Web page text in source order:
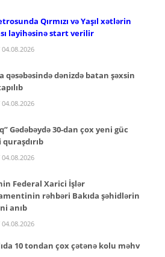
Qırmızı və Yaşıl xətlərin
layihəsinə start verilir
04.08.2026
qəsəbəsində dənizdə batan şəxsin
04.08.2026
Gədəbəydə 30-dan çox yeni güc
04.08.2026
Federal Xarici İşlər
rəhbəri Bakıda şəhidlərin
anıb
04.08.2026
10 tondan çox çətənə kolu məhv